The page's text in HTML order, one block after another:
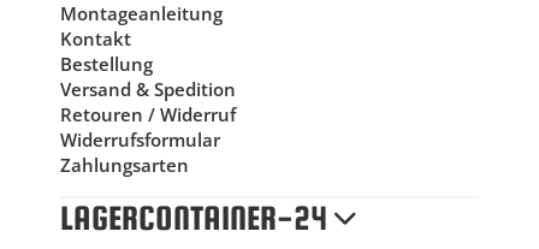
Montageanleitung
Kontakt
Bestellung
Versand & Spedition
Retouren / Widerruf
Widerrufsformular
Zahlungsarten
LAGERCONTAINER-24